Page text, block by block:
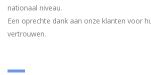
nationaal niveau.
Een oprechte dank aan onze klanten voor
vertrouwen.